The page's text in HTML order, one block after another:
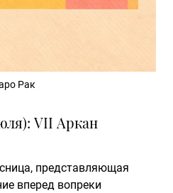
Рак
VII Аркан
представляющая
вперед вопреки